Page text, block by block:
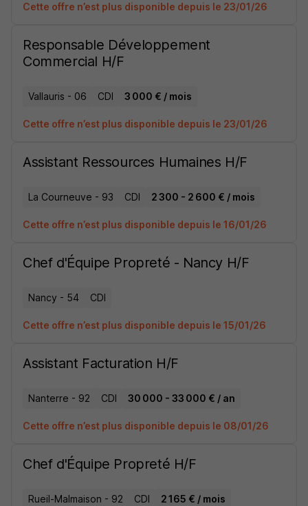
Cette offre n’est plus disponible depuis le 23/01/26
Responsable Développement
Commercial H/F
Vallauris - 06 CDI 3 000 € / mois
Cette offre n’est plus disponible depuis le 23/01/26
Assistant Ressources Humaines H/F
La Courneuve - 93 CDI 2 300 - 2 600 € / mois
Cette offre n’est plus disponible depuis le 16/01/26
Chef d'Équipe Propreté - Nancy H/F
Nancy - 54 CDI
Cette offre n’est plus disponible depuis le 15/01/26
Assistant Facturation H/F
Nanterre - 92 CDI 30 000 - 33 000 € / an
Cette offre n’est plus disponible depuis le 08/01/26
Chef d'Équipe Propreté H/F
Rueil-Malmaison - 92 CDI 2 165 € / mois